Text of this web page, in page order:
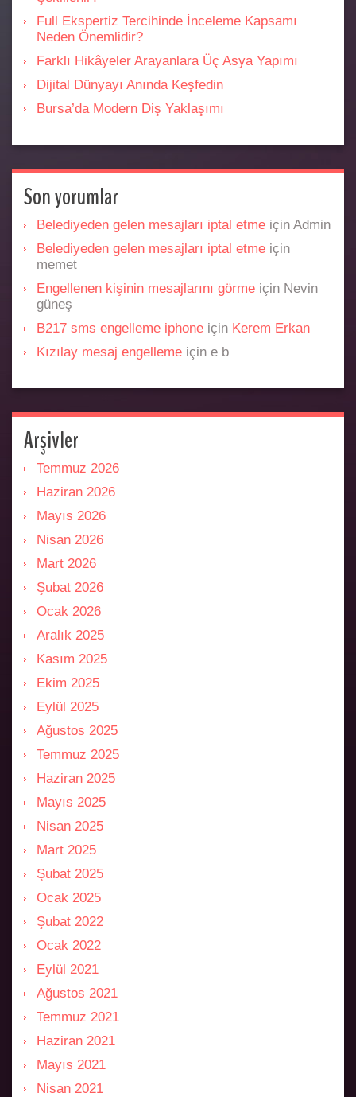
Full Ekspertiz Tercihinde İnceleme Kapsamı
Neden Önemlidir?
Farklı Hikâyeler Arayanlara Üç Asya Yapımı
Dijital Dünyayı Anında Keşfedin
Bursa’da Modern Diş Yaklaşımı
Son yorumlar
Belediyeden gelen mesajları iptal etme için Admin
Belediyeden gelen mesajları iptal etme için
memet
Engellenen kişinin mesajlarını görme için Nevin
güneş
B217 sms engelleme iphone için Kerem Erkan
Kızılay mesaj engelleme için e b
Arşivler
Temmuz 2026
Haziran 2026
Mayıs 2026
Nisan 2026
Mart 2026
Şubat 2026
Ocak 2026
Aralık 2025
Kasım 2025
Ekim 2025
Eylül 2025
Ağustos 2025
Temmuz 2025
Haziran 2025
Mayıs 2025
Nisan 2025
Mart 2025
Şubat 2025
Ocak 2025
Şubat 2022
Ocak 2022
Eylül 2021
Ağustos 2021
Temmuz 2021
Haziran 2021
Mayıs 2021
Nisan 2021